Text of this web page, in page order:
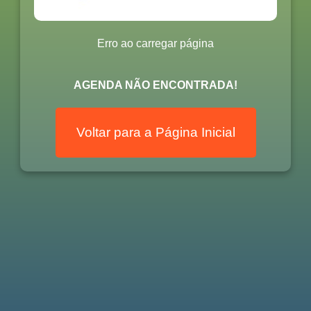
Erro ao carregar página
AGENDA NÃO ENCONTRADA!
Voltar para a Página Inicial